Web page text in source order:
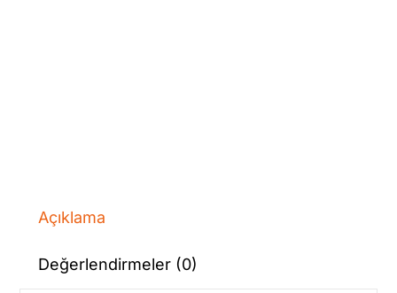
Açıklama
Değerlendirmeler (0)